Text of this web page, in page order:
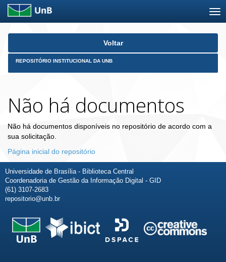
Skip
Voltar
REPOSITÓRIO INSTITUCIONAL DA UNB
Não há documentos
Não há documentos disponíveis no repositório de acordo com a
sua solicitação.
Página inicial do repositório
Universidade de Brasília - Biblioteca Central
Coordenadoria de Gestão da Informação Digital - GID
(61) 3107-2683
repositorio@unb.br